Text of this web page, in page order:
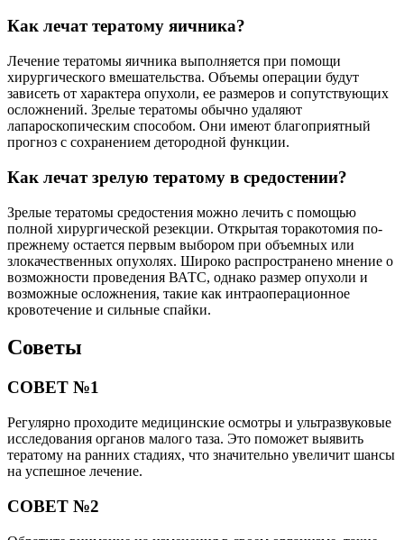
Как лечат тератому яичника?
Лечение тератомы яичника выполняется при помощи
хирургического вмешательства. Объемы операции будут
зависеть от характера опухоли, ее размеров и сопутствующих
осложнений. Зрелые тератомы обычно удаляют
лапароскопическим способом. Они имеют благоприятный
прогноз с сохранением детородной функции.
Как лечат зрелую тератому в средостении?
Зрелые тератомы средостения можно лечить с помощью
полной хирургической резекции. Открытая торакотомия по-
прежнему остается первым выбором при объемных или
злокачественных опухолях. Широко распространено мнение о
возможности проведения ВАТС, однако размер опухоли и
возможные осложнения, такие как интраоперационное
кровотечение и сильные спайки.
Советы
СОВЕТ №1
Регулярно проходите медицинские осмотры и ультразвуковые
исследования органов малого таза. Это поможет выявить
тератому на ранних стадиях, что значительно увеличит шансы
на успешное лечение.
СОВЕТ №2